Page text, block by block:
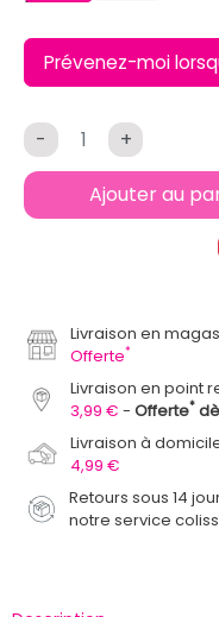
Prévenez-moi
- +
Ajouter au
Livraison en
Offerte*
Livraison en point
3,99 €
Offerte*
Livraison à
4,99 €
Retours sous 14
notre service